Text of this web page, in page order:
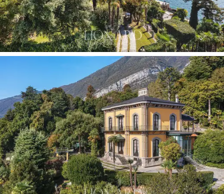
에 완벽한 장소인 중앙 테이블이 있는 귀중한 겨
울 정원과 연결되어 있으며, 꽃 프레스코화와 사냥
장면이 풍부한 검은색 대리석 벽난로가 있는 밝은
서재와 연결되어 있습니다. 메자닌 층에는 넓은 주
방, 손님용 욕실 및 화려한 식사 공간도 마련되어
있습니다. 수면 공간은 위층에 있으며 4개의 우아
한 침실로 구성되어 있으며 각 침실에는 전용 발
코니가 있으며 그 중 3개는 코모 호수가 내려다보
이는 발코니와 2개의 욕실이 있습니다. 빌라는 4
개의 넓은 방과 대형 당구장을 포함한 욕실이 있
는 다락방 바닥과 장작 오븐이 있는 4개의 방이 있
는 선술집, 레저 공간 및 욕실로 구성된 지하실로
완성됩니다.